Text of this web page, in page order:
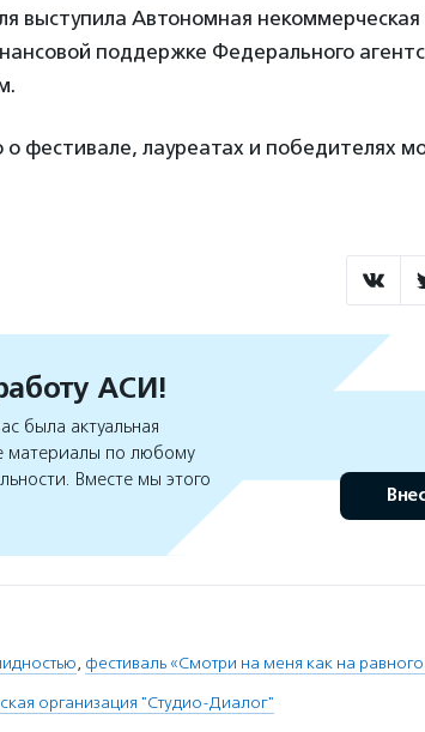
выступила Автономная некоммерческая
поддержке Федерального
фестивале, лауреатах и победителях
АСИ!
была актуальная
материалы по любому
Вместе мы этого
, фестиваль «Смотри на меня как на
организация "Студио-Диалог"